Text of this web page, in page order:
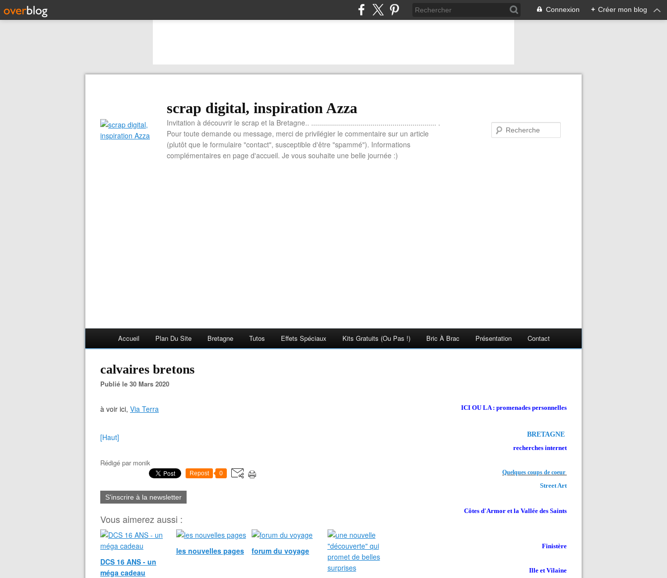
Connexion + Créer mon blog
scrap digital, inspiration Azza
Invitation à découvrir le scrap et la Bretagne.. ............................................................... .
Pour toute demande ou message, merci de privilégier le commentaire sur un article
(plutôt que le formulaire "contact", susceptible d'être "spammé"). Informations
complémentaires en page d'accueil. Je vous souhaite une belle journée :)
Accueil Plan Du Site Bretagne Tutos Effets Spéciaux Kits Gratuits (ou Pas !) Bric À Brac Présentation Contact
calvaires bretons
Publié le 30 Mars 2020
à voir ici, Via Terra
[Haut]
Rédigé par monik
Repost 0
S'inscrire à la newsletter
Vous aimerez aussi :
DCS 16 ANS - un
méga cadeau
les nouvelles pages forum du voyage
ICI OU LA : promenades personnelles
BRETAGNE
recherches internet
Quelques coups de coeur
Street Art
Côtes d'Armor et la Vallée des Saints
Finistère
Ille et Vilaine